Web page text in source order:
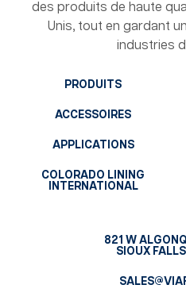
des produits de haute
Unis, tout en gardant
industries
PRODUITS
ACCESSOIRES
APPLICATIONS
COLORADO LINING
INTERNATIONAL
821 W
SIOUX